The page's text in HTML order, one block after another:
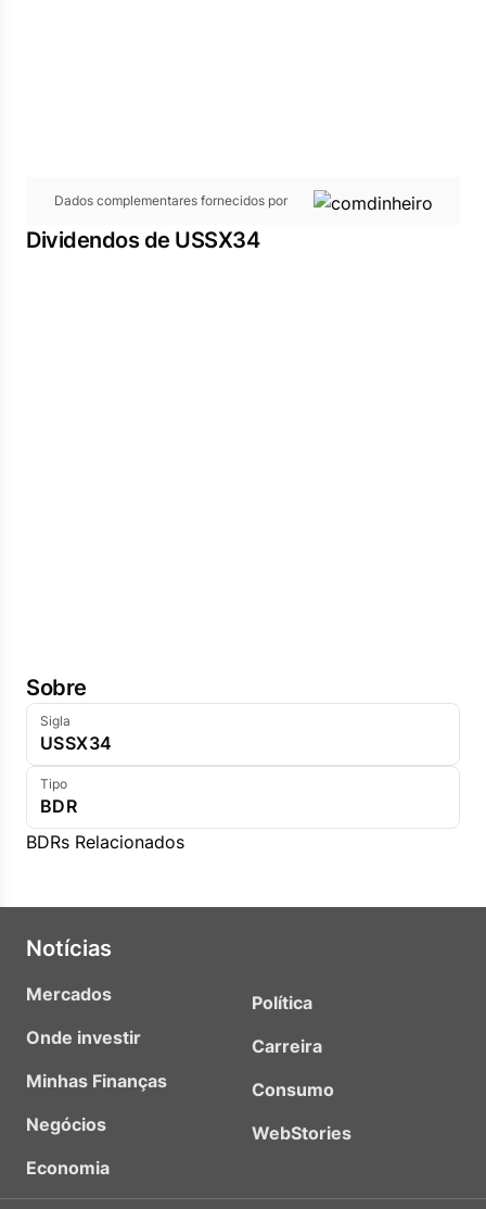
Dados complementares fornecidos por
Dividendos de USSX34
Sobre
Sigla
USSX34
Tipo
BDR
BDRs Relacionados
Notícias
Mercados
Onde investir
Minhas Finanças
Negócios
Economia
Política
Carreira
Consumo
WebStories